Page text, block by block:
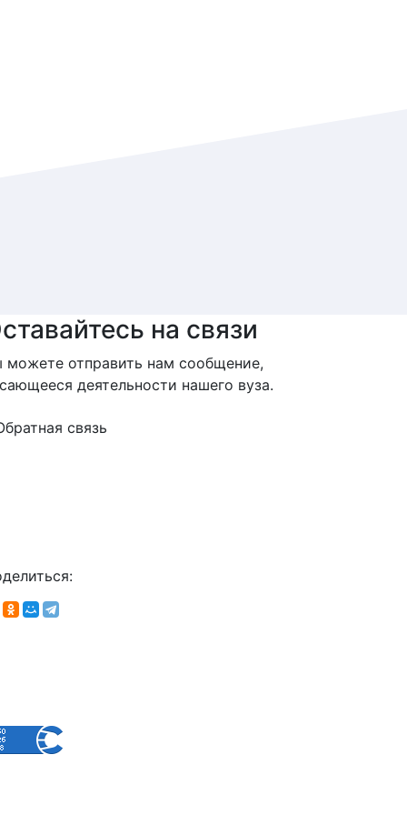
на связи
можете отправить нам сообщение,
деятельности нашего вуза.
связь